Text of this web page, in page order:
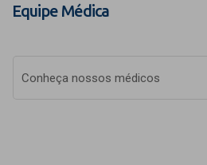
Equipe Médica
Conheça nossos médicos